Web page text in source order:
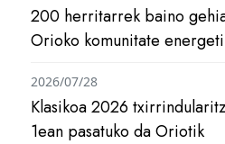
200 herritarrek baino
Orioko komunitate
Klasikoa 2026
1ean pasatuko da Oriotik
2026/07/28